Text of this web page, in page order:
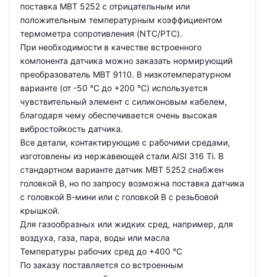
поставка MBT 5252 с отрицательным или
положительным температурным коэффициентом
термометра сопротивления (NTC/PTC).
При необходимости в качестве встроенного
компонента датчика можно заказать нормирующий
преобразователь MBT 9110. В низкотемпературном
варианте (от -50 °C до +200 °C) используется
чувствительный элемент с силиконовым кабелем,
благодаря чему обеспечивается очень высокая
вибростойкость датчика.
Все детали, контактирующие с рабочими средами,
изготовлены из нержавеющей стали AISI 316 Ti. В
стандартном варианте датчик MBT 5252 снабжен
головкой В, но по запросу возможна поставка датчика
с головкой В-мини или с головкой В с резьбовой
крышкой.
Для газообразных или жидких сред, например, для
воздуха, газа, пара, воды или масла
Температуры рабочих сред до +400 °С
По заказу поставляется со встроенным